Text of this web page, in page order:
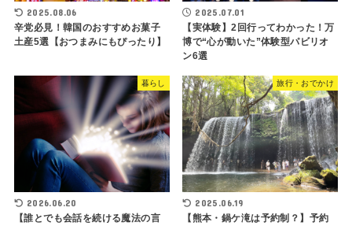
2025.08.06
辛党必見！韓国のおすすめお菓子
土産5選【おつまみにもぴったり】
2025.07.01
【実体験】2回行ってわかった！万
博で“心が動いた”体験型パビリオ
ン6選
暮らし
2026.06.20
【誰とでも会話を続ける魔法の言
旅行・おでかけ
2025.06.19
【熊本・鍋ケ滝は予約制？】予約